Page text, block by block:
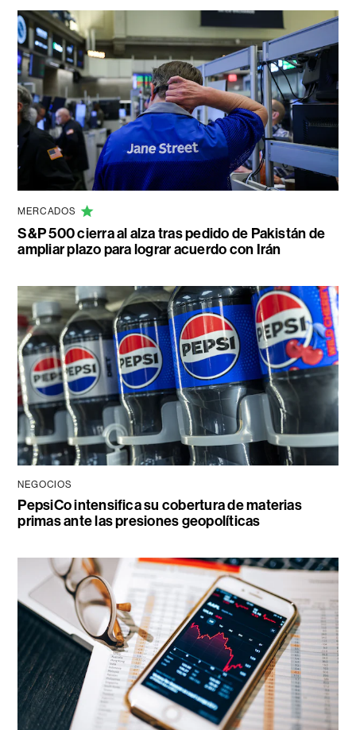
MERCADOS
S&P 500 cierra al alza tras pedido de Pakistán de
ampliar plazo para lograr acuerdo con Irán
NEGOCIOS
PepsiCo intensifica su cobertura de materias
primas ante las presiones geopolíticas